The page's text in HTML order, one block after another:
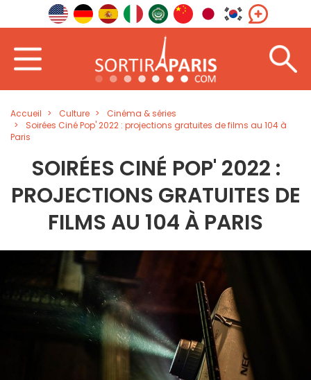
Accueil Culture
Cinéma & séries
Soirées Ciné Pop' 2022 : projections gratuites de films au 104 à
Paris
SOIRÉES CINÉ POP' 2022 :
PROJECTIONS GRATUITES DE
FILMS AU 104 À PARIS